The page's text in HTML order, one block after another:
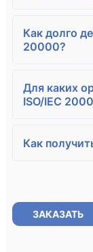
Как долго
20000?
Для каких
ISO/IEC
Как
ЗАКАЗАТЬ